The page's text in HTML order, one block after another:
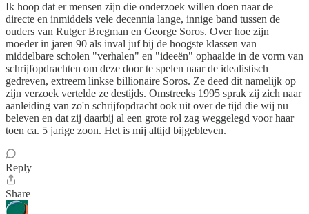
Ik hoop dat er mensen zijn die onderzoek willen doen naar de
directe en inmiddels vele decennia lange, innige band tussen de
ouders van Rutger Bregman en George Soros. Over hoe zijn
moeder in jaren 90 als inval juf bij de hoogste klassen van
middelbare scholen "verhalen" en "ideeën" ophaalde in de vorm van
schrijfopdrachten om deze door te spelen naar de idealistisch
gedreven, extreem linkse billionaire Soros. Ze deed dit namelijk op
zijn verzoek vertelde ze destijds. Omstreeks 1995 sprak zij zich naar
aanleiding van zo'n schrijfopdracht ook uit over de tijd die wij nu
beleven en dat zij daarbij al een grote rol zag weggelegd voor haar
toen ca. 5 jarige zoon. Het is mij altijd bijgebleven.
Reply
Share